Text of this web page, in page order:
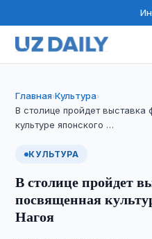
Главная›Культура›
В столице пройдет выставка
культуре японского …
КУЛЬТУРА
В столице пройдет
посвященная
Нагоя